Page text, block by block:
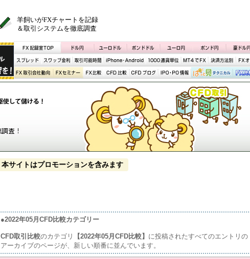
羊飼いがFXチャートを記録
＆取引システムを徹底調査
本サイトはプロモーションを含みます
●2022年05月CFD比較カテゴリー
CFD取引比較のカテゴリ 【2022年05月CFD比較】 に投稿されたすべてのエントリの
アーカイブのページが、新しい順番に並んでいます。